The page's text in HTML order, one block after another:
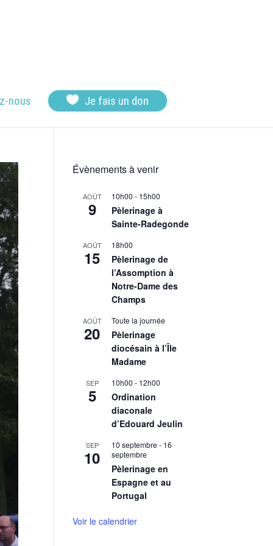
nous  Je fais un don
Évènements à venir
AOÛT
9
10h00 - 15h00
Pèlerinage à
Sainte-Radegonde
AOÛT
15
18h00
Pèlerinage de
l’Assomption à
Notre-Dame des
Champs
AOÛT
20
Toute la journée
Pèlerinage
diocésain à l’Île
Madame
SEP
5
10h00 - 12h00
Ordination
diaconale
d’Edouard Jeulin
SEP
10
10 septembre - 16
septembre
Pèlerinage en
Espagne et au
Portugal
Voir le calendrier